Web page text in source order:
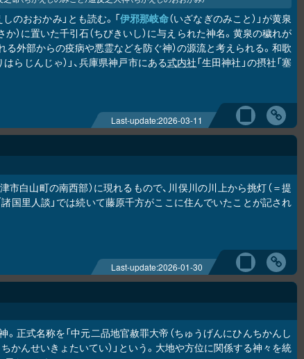
のおおかみ」とも読む。「伊邪那岐命（いざなぎのみこと）」が黄泉
）に置いた千引石（ちびきいし）に与えられた神名。黄泉の穢れが
れる外部からの疫病や悪霊などを防ぐ神）の源流と考えられる。和歌
らじんじゃ）」、兵庫県神戸市にある式内社「生田神社」の摂社「塞
Last-update:2026-03-11
津市白山町の南西部）に現れるもので、川俣川の川上から挑灯（＝提
国里人談」では続いて藤原千方がここに住んでいたことが記され
Last-update:2026-01-30
。正式名称を「中元二品地官赦罪大帝（ちゅうげんにひんちかんし
かんせいきょたいてい）」という。大地や方位に関係する神々を統